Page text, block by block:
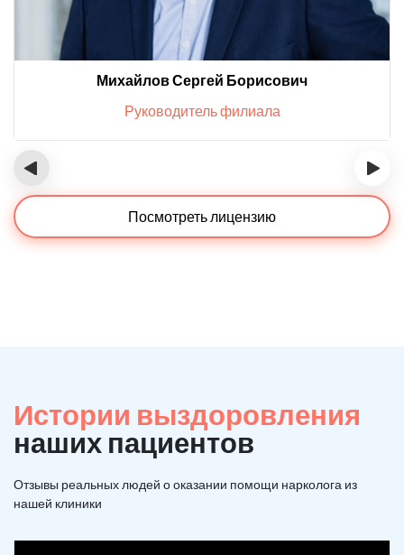
Михайлов Сергей Борисович
Руководитель филиала
‹ ›
Посмотреть лицензию
Истории выздоровления
наших пациентов
Отзывы реальных людей о оказании помощи нарколога из
нашей клиники